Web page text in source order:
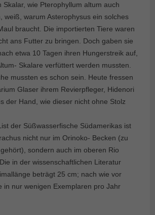
Skalar, wie Pterophyllum altum auch
weiß, warum Asterophysus ein solches
braucht. Die importierten Tiere waren
ans Futter zu bringen. Doch gaben sie
etwa 10 Tagen ihren Hungerstreik auf,
Skalare verfüttert werden mussten.
mussten es schon sein. Heute fressen
Glaser ihrem Revierpfleger, Hidenori
der Hand, wie dieser nicht ohne Stolz
der Süßwasserfische Südamerikas ist
nicht nur im Orinoko- Becken (zu
sondern auch im oberen Rio
in der wissenschaftlichen Literatur
beträgt 25 cm; nach wie vor
in nur wenigen Exemplaren pro Jahr